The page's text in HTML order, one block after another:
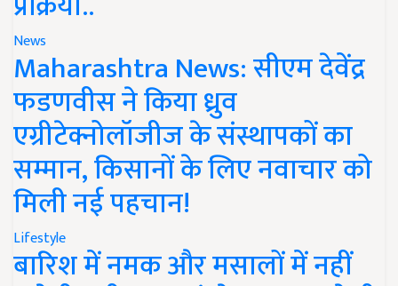
News
Maharashtra News: सीएम देवेंद्र
फडणवीस ने किया ध्रुव
एग्रीटेक्नोलॉजीज के संस्थापकों का
सम्मान, किसानों के लिए नवाचार को
मिली नई पहचान!
Lifestyle
बारिश में नमक और मसालों में नहीं